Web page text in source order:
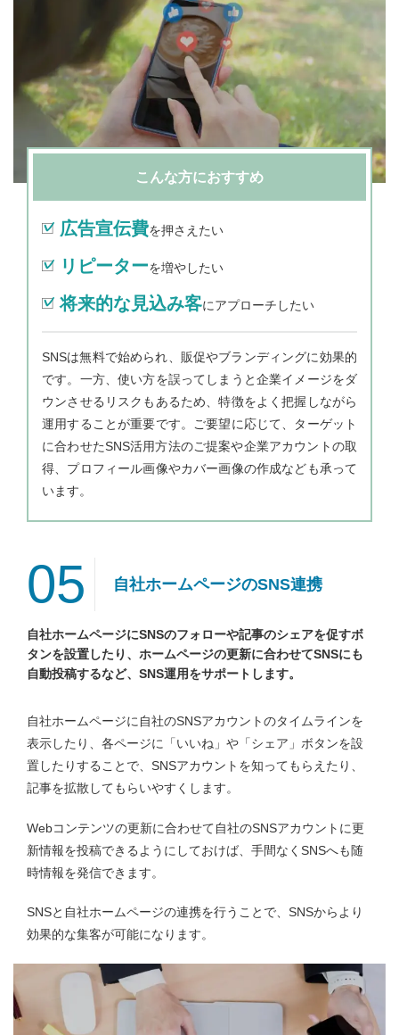
こんな方におすすめ
広告宣伝費を押さえたい
リピーターを増やしたい
将来的な見込み客にアプローチしたい
SNSは無料で始められ、販促やブランディングに効果的
です。一方、使い方を誤ってしまうと企業イメージをダ
ウンさせるリスクもあるため、特徴をよく把握しながら
運用することが重要です。ご要望に応じて、ターゲット
に合わせたSNS活用方法のご提案や企業アカウントの取
得、プロフィール画像やカバー画像の作成なども承って
います。
05 自社ホームページのSNS連携
自社ホームページにSNSのフォローや記事のシェアを促すボ
タンを設置したり、ホームページの更新に合わせてSNSにも
自動投稿するなど、SNS運用をサポートします。
自社ホームページに自社のSNSアカウントのタイムラインを
表示したり、各ページに「いいね」や「シェア」ボタンを設
置したりすることで、SNSアカウントを知ってもらえたり、
記事を拡散してもらいやすくします。
Webコンテンツの更新に合わせて自社のSNSアカウントに更
新情報を投稿できるようにしておけば、手間なくSNSへも随
時情報を発信できます。
SNSと自社ホームページの連携を行うことで、SNSからより
効果的な集客が可能になります。